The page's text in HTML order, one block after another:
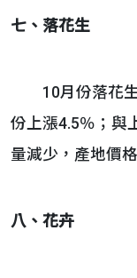
七、落花生
10月份落花生
份上漲4.5％；與
量減少，產地價
八、花卉